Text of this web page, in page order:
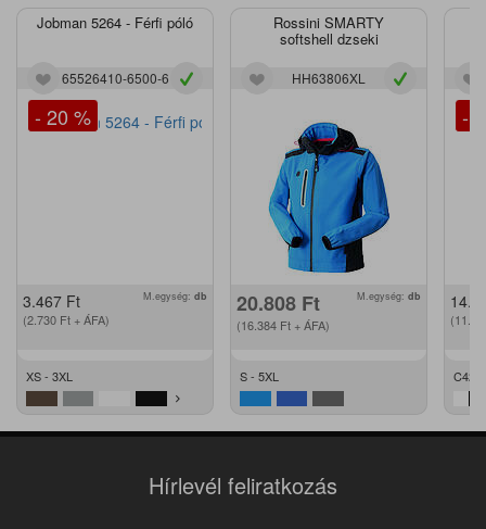
Jobman 5264 - Férfi póló
65526410-6500-6
- 20 %
3.467 Ft
(2.730 Ft + ÁFA)
M.egység: db
XS - 3XL
Rossini SMARTY
softshell dzseki
HH63806XL
20.808 Ft
(16.384 Ft + ÁFA)
M.egység: db
S - 5XL
-
C42 -
Hírlevél feliratkozás